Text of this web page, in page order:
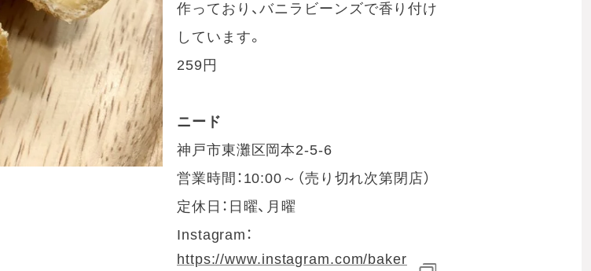
作っており、バニラビーンズで香り付け
しています。
259円
ニード
神戸市東灘区岡本2-5-6
営業時間：10:00～（売り切れ次第閉店）
定休日：日曜、月曜
Instagram：
https://www.instagram.com/baker